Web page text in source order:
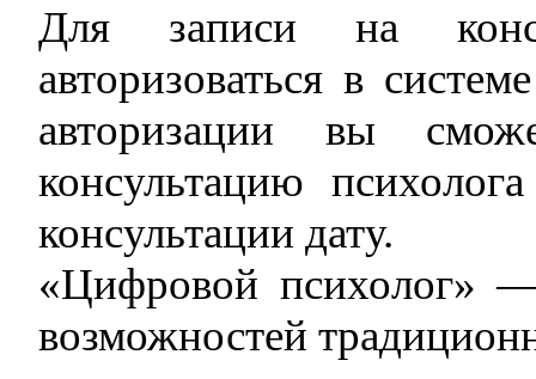
Для записи на
авторизоваться в
авторизации вы
консультацию
консультации дату.
«Цифровой психолог»
возможностей